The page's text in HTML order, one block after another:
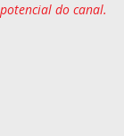
do canal.